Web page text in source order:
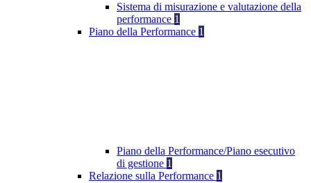
Sistema di misurazione e valutazione della
performance 1
Piano della Performance 1
Piano della Performance/Piano esecutivo
di gestione 1
Relazione sulla Performance 1